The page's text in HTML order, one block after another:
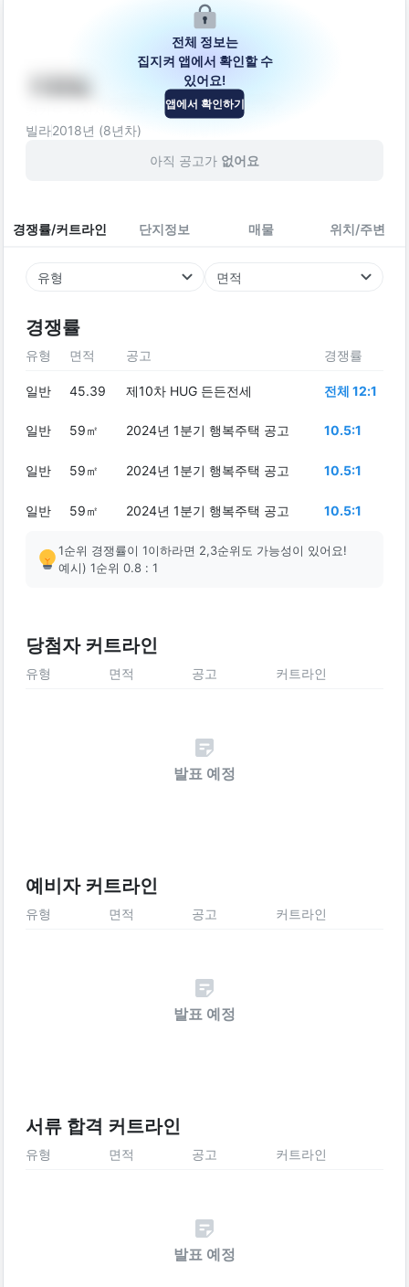
아람빌
경기도 부천시 소사구 소사로148번길 75-21
빌라2018년 (8년차)
아직 공고가 없어요
경쟁률/커트라인 단지정보 매물 위치/주변
유형 면적
경쟁률
전체 정보는
집지켜 앱에서 확인할 수
있어요!
앱에서 확인하기
유형 면적 공고 경쟁률
일반 45.39 제10차 HUG 든든전세 전체 12:1
일반 59㎡ 2024년 1분기 행복주택 공고 10.5:1
일반 59㎡ 2024년 1분기 행복주택 공고 10.5:1
일반 59㎡ 2024년 1분기 행복주택 공고 10.5:1
1순위 경쟁률이 1이하라면 2,3순위도 가능성이 있어요!
예시) 1순위 0.8 : 1
당첨자 커트라인
유형 면적 공고 커트라인
발표 예정
예비자 커트라인
유형 면적 공고 커트라인
발표 예정
서류 합격 커트라인
유형 면적 공고 커트라인
발표 예정